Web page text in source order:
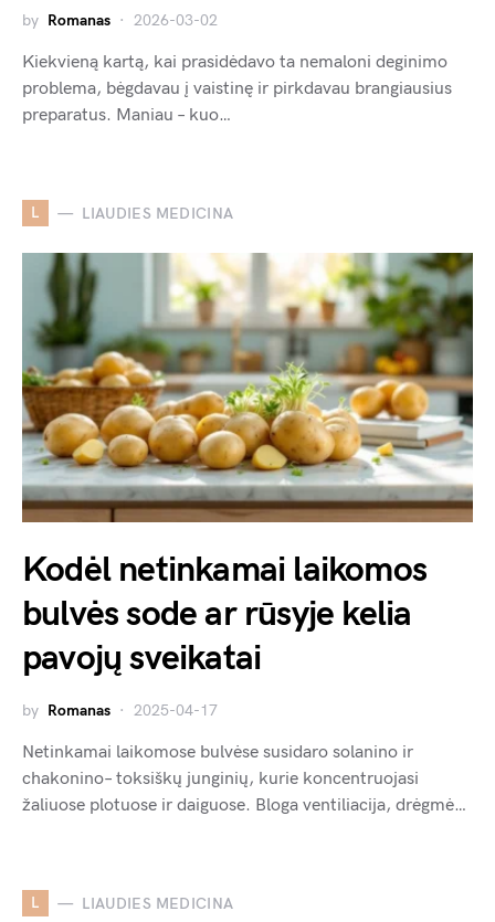
by Romanas 2026-03-02
Kiekvieną kartą, kai prasidėdavo ta nemaloni deginimo
problema, bėgdavau į vaistinę ir pirkdavau brangiausius
preparatus. Maniau – kuo…
L LIAUDIES MEDICINA
Kodėl netinkamai laikomos
bulvės sode ar rūsyje kelia
pavojų sveikatai
by Romanas 2025-04-17
Netinkamai laikomose bulvėse susidaro solanino ir
chakonino– toksiškų junginių, kurie koncentruojasi
žaliuose plotuose ir daiguose. Bloga ventiliacija, drėgmė…
L LIAUDIES MEDICINA